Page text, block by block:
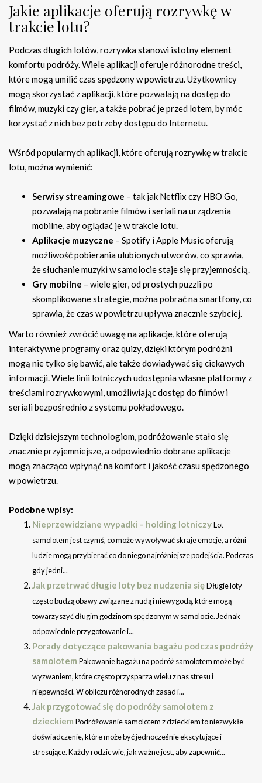
Jakie aplikacje oferują rozrywkę w
trakcie lotu?
Podczas długich lotów, rozrywka stanowi istotny element
komfortu podróży. Wiele aplikacji oferuje różnorodne treści,
które mogą umilić czas spędzony w powietrzu. Użytkownicy
mogą skorzystać z aplikacji, które pozwalają na dostęp do
filmów, muzyki czy gier, a także pobrać je przed lotem, by móc
korzystać z nich bez potrzeby dostępu do Internetu.
Wśród popularnych aplikacji, które oferują rozrywkę w trakcie
lotu, można wymienić:
Serwisy streamingowe – tak jak Netflix czy HBO Go,
pozwalają na pobranie filmów i seriali na urządzenia
mobilne, aby oglądać je w trakcie lotu.
Aplikacje muzyczne – Spotify i Apple Music oferują
możliwość pobierania ulubionych utworów, co sprawia,
że słuchanie muzyki w samolocie staje się przyjemnością.
Gry mobilne – wiele gier, od prostych puzzli po
skomplikowane strategie, można pobrać na smartfony, co
sprawia, że czas w powietrzu upływa znacznie szybciej.
Warto również zwrócić uwagę na aplikacje, które oferują
interaktywne programy oraz quizy, dzięki którym podróżni
mogą nie tylko się bawić, ale także dowiadywać się ciekawych
informacji. Wiele linii lotniczych udostępnia własne platformy z
treściami rozrywkowymi, umożliwiając dostęp do filmów i
seriali bezpośrednio z systemu pokładowego.
Dzięki dzisiejszym technologiom, podróżowanie stało się
znacznie przyjemniejsze, a odpowiednio dobrane aplikacje
mogą znacząco wpłynąć na komfort i jakość czasu spędzonego
w powietrzu.
Podobne wpisy:
Nieprzewidziane wypadki – holding lotniczyLot
samolotem jest czymś, co może wywoływać skraje emocje, a różni
ludzie mogą przybierać co do niego najróżniejsze podejścia. Podczas
gdy jedni...
Jak przetrwać długie loty bez nudzenia sięDługie loty
często budzą obawy związane z nudą i niewygodą, które mogą
towarzyszyć długim godzinom spędzonym w samolocie. Jednak
odpowiednie przygotowanie i...
Porady dotyczące pakowania bagażu podczas podróży
samolotem Pakowanie bagażu na podróż samolotem może być
wyzwaniem, które często przysparza wielu z nas stresu i
niepewności. W obliczu różnorodnych zasad i...
Jak przygotować się do podróży samolotem z
dzieckiem Podróżowanie samolotem z dzieckiem to niezwykłe
doświadczenie, które może być jednocześnie ekscytujące i
stresujące. Każdy rodzic wie, jak ważne jest, aby zapewnić...